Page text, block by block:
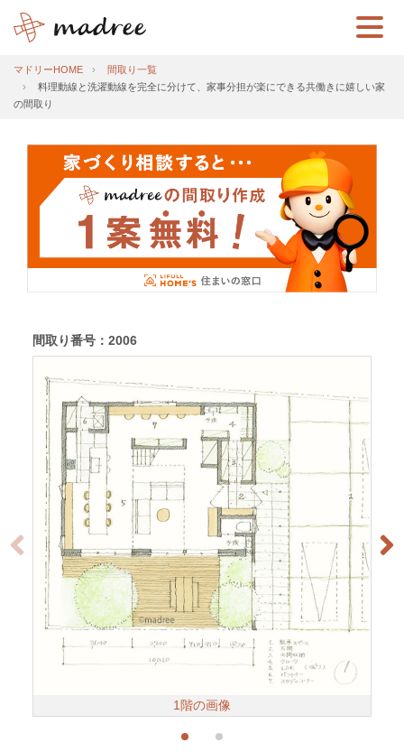
マドリーHOME
間取り一覧
料理動線と洗濯動線を完全に分けて、家事分担が楽にできる共働きに嬉しい家
の間取り
間取り番号：2006
1階の画像